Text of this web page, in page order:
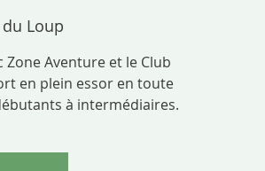
Loup
Zone Aventure et le Club
en plein essor en toute